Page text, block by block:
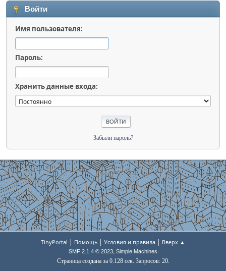
Войти
Имя пользователя:
Пароль:
Хранить данные входа:
Забыли пароль?
TinyPortal | Помощь | Условия и правила | Вверх ▲
SMF 2.1.4 © 2023, Simple Machines
Страница создана за 0.128 сек. Запросов: 20.